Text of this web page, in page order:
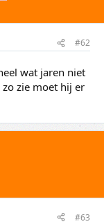
#62
wat jaren niet
zie moet hij er
#63